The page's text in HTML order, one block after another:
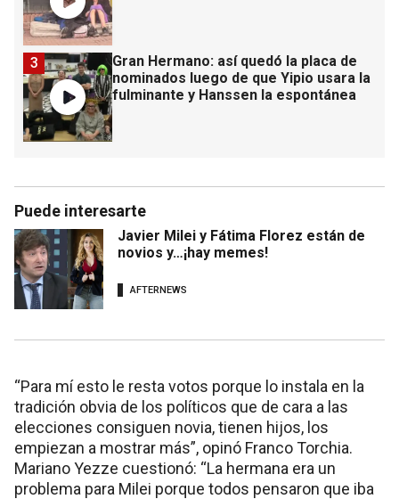
Gran Hermano: así quedó la placa de
nominados luego de que Yipio usara la
fulminante y Hanssen la espontánea
3
Puede interesarte
Javier Milei y Fátima Florez están de
novios y…¡hay memes!
AFTERNEWS
“Para mí esto le resta votos porque lo instala en la
tradición obvia de los políticos que de cara a las
elecciones consiguen novia, tienen hijos, los
empiezan a mostrar más”, opinó Franco Torchia.
Mariano Yezze cuestionó: “La hermana era un
problema para Milei porque todos pensaron que iba